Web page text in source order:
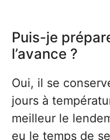
Puis-je
l’avance ?
Oui, il se
jours à
meilleur le
eu le temps de